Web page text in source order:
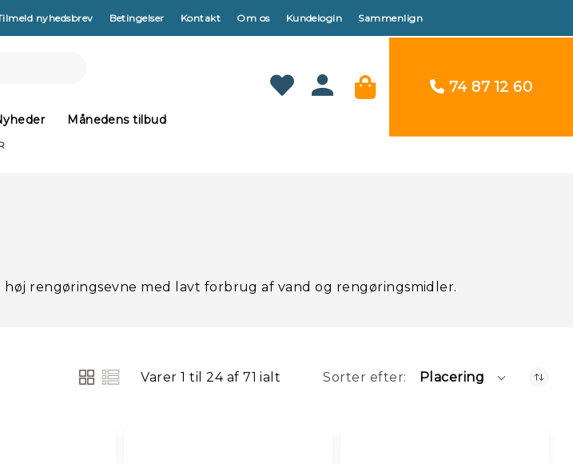
nyhedsbrev Betingelser Kontakt Om os Kundelogin Sammenlign
Månedens tilbud
74 87 12 60
rengøringsevne med lavt forbrug af vand og rengøringsmidler.
Vis
Varer1 til24af71 ialt Sorter efter Placering